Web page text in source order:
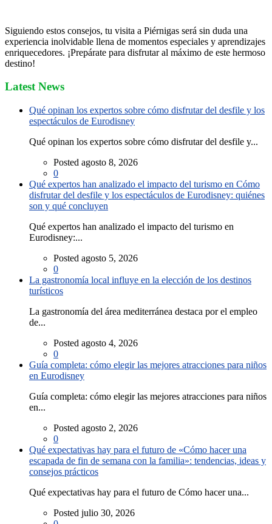
Siguiendo estos consejos, tu visita a Piérnigas será sin duda una
experiencia inolvidable llena de momentos especiales y aprendizajes
enriquecedores. ¡Prepárate para disfrutar al máximo de este hermoso
destino!
Latest News
Qué opinan los expertos sobre cómo disfrutar del desfile y los
espectáculos de Eurodisney
Qué opinan los expertos sobre cómo disfrutar del desfile y...
Posted agosto 8, 2026
0
Qué expertos han analizado el impacto del turismo en Cómo
disfrutar del desfile y los espectáculos de Eurodisney: quiénes
son y qué concluyen
Qué expertos han analizado el impacto del turismo en
Eurodisney:...
Posted agosto 5, 2026
0
La gastronomía local influye en la elección de los destinos
turísticos
La gastronomía del área mediterránea destaca por el empleo
de...
Posted agosto 4, 2026
0
Guía completa: cómo elegir las mejores atracciones para niños
en Eurodisney
Guía completa: cómo elegir las mejores atracciones para niños
en...
Posted agosto 2, 2026
0
Qué expectativas hay para el futuro de «Cómo hacer una
escapada de fin de semana con la familia»: tendencias, ideas y
consejos prácticos
Qué expectativas hay para el futuro de Cómo hacer una...
Posted julio 30, 2026